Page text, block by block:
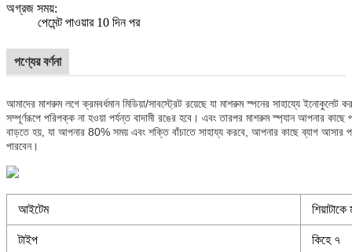
অগ্রজ সময়:
পেমেন্ট পাওয়ার 10 দিন পর
পণ্যের বর্ণনা
আমাদের মাশরুম লগে ক্রমবর্ধমান মিডিয়া/সাবস্ট্রেট রয়েছে যা মাশরুম স্পনের সাহায্যে ইনোকুলেট
সম্পূর্ণরূপে পরিপক্ক না হওয়া পর্যন্ত বাদামী রঙের হবে। এবং তারপর মাশরুম স্প্যান আপনার কাছে
বাড়তে হয়, যা আপনার 80% সময় এবং শক্তি বাঁচাতে সাহায্য করবে, আপনার কাছে ব্যাগ
পারবেন।
আইটেম
টাইপ কিহে ৭